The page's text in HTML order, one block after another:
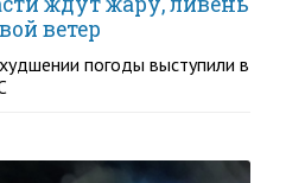
ветер
погоды выступили в